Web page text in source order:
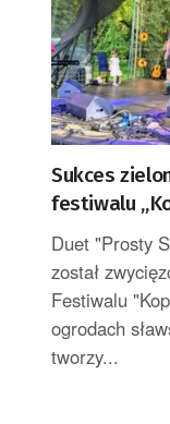
Sukces
festiwalu
Duet "Prosty
został
Festiwalu
ogrodach
tworzy...